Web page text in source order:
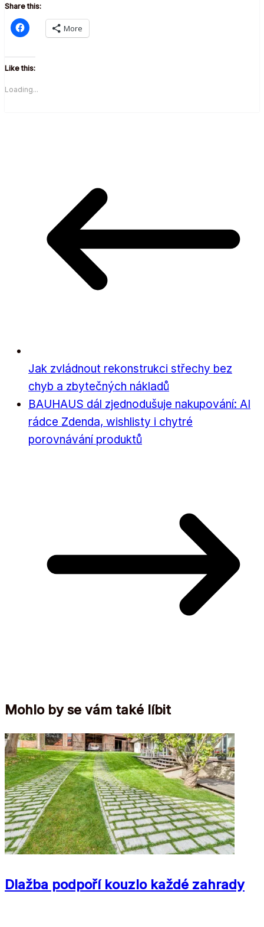
Share this:
More
Like this:
Loading...
Jak zvládnout rekonstrukci střechy bez
chyb a zbytečných nákladů
BAUHAUS dál zjednodušuje nakupování: AI
rádce Zdenda, wishlisty i chytré
porovnávání produktů
Mohlo by se vám také líbit
Dlažba podpoří kouzlo každé zahrady